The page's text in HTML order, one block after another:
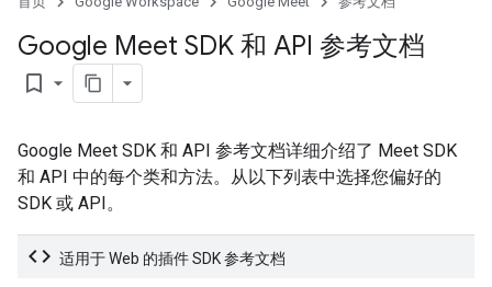
Google Meet SDK 和 API 参考文档
bookmark_border
Google Meet SDK 和 API 参考文档详细介绍了 Meet SDK
和 API 中的每个类和方法。从以下列表中选择您偏好的
SDK 或 API。
code 适用于 Web 的插件 SDK 参考文档